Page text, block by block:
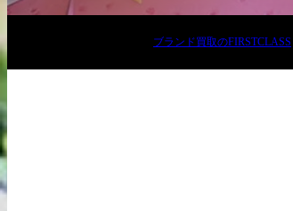
ブランド買取のFIRSTCLASS